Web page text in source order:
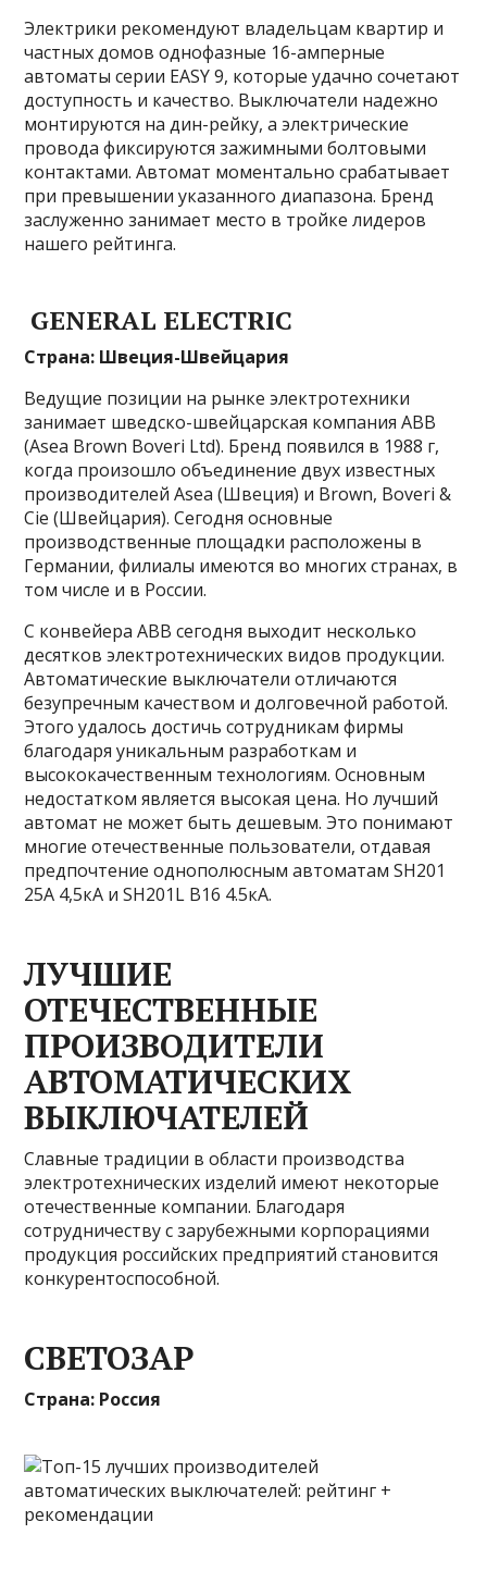
Электрики рекомендуют владельцам квартир и
частных домов однофазные 16-амперные
автоматы серии EASY 9, которые удачно сочетают
доступность и качество. Выключатели надежно
монтируются на дин-рейку, а электрические
провода фиксируются зажимными болтовыми
контактами. Автомат моментально срабатывает
при превышении указанного диапазона. Бренд
заслуженно занимает место в тройке лидеров
нашего рейтинга.
GENERAL ELECTRIC
Страна: Швеция-Швейцария
Ведущие позиции на рынке электротехники
занимает шведско-швейцарская компания ABB
(Asea Brown Boveri Ltd). Бренд появился в 1988 г,
когда произошло объединение двух известных
производителей Asea (Швеция) и Brown, Boveri &
Cie (Швейцария). Сегодня основные
производственные площадки расположены в
Германии, филиалы имеются во многих странах, в
том числе и в России.
С конвейера ABB сегодня выходит несколько
десятков электротехнических видов продукции.
Автоматические выключатели отличаются
безупречным качеством и долговечной работой.
Этого удалось достичь сотрудникам фирмы
благодаря уникальным разработкам и
высококачественным технологиям. Основным
недостатком является высокая цена. Но лучший
автомат не может быть дешевым. Это понимают
многие отечественные пользователи, отдавая
предпочтение однополюсным автоматам SH201
25А 4,5кА и SH201L B16 4.5кА.
ЛУЧШИЕ
ОТЕЧЕСТВЕННЫЕ
ПРОИЗВОДИТЕЛИ
АВТОМАТИЧЕСКИХ
ВЫКЛЮЧАТЕЛЕЙ
Славные традиции в области производства
электротехнических изделий имеют некоторые
отечественные компании. Благодаря
сотрудничеству с зарубежными корпорациями
продукция российских предприятий становится
конкурентоспособной.
СВЕТОЗАР
Страна: Россия